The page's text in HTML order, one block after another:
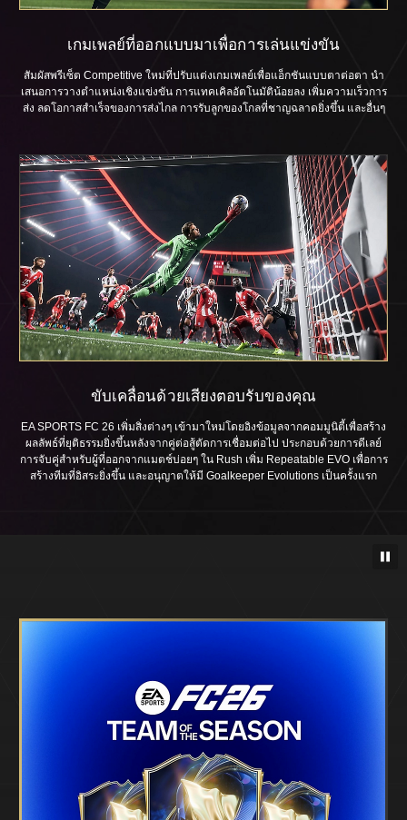
เกมเพลย์ที่ออกแบบมาเพื่อการเล่นแข่งขัน
สัมผัสพรีเซ็ต Competitive ใหม่ที่ปรับแต่งเกมเพลย์เพื่อแอ็กชันแบบตาต่อตา นำ
เสนอการวางตำแหน่งเชิงแข่งขัน การแทคเคิลอัตโนมัติน้อยลง เพิ่มความเร็วการ
ส่ง ลดโอกาสสำเร็จของการส่งไกล การรับลูกของโกลที่ชาญฉลาดยิ่งขึ้น และอื่นๆ
ขับเคลื่อนด้วยเสียงตอบรับของคุณ
EA SPORTS FC 26 เพิ่มสิ่งต่างๆ เข้ามาใหม่โดยอิงข้อมูลจากคอมมูนิตี้เพื่อสร้าง
ผลลัพธ์ที่ยุติธรรมยิ่งขึ้นหลังจากคู่ต่อสู้ตัดการเชื่อมต่อไป ประกอบด้วยการดีเลย์
การจับคู่สำหรับผู้ที่ออกจากแมตช์บ่อยๆ ใน Rush เพิ่ม Repeatable EVO เพื่อการ
สร้างทีมที่อิสระยิ่งขึ้น และอนุญาตให้มี Goalkeeper Evolutions เป็นครั้งแรก